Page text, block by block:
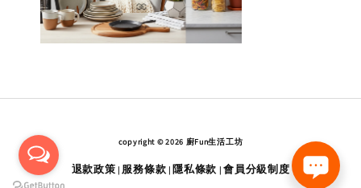
copyright © 2026 廚Fun生活工坊
退款政策 | 服務條款 | 隱私條款 |會員分級制度